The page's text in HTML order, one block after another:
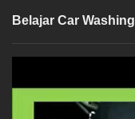
Belajar Car Washing